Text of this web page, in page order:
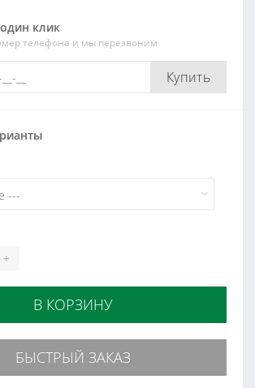
клик
телефона и мы перезвоним
Купить
+
В КОРЗИНУ
БЫСТРЫЙ ЗАКАЗ